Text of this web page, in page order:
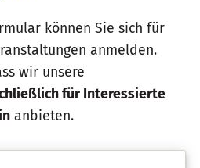
können Sie sich für
anmelden.
wir unsere
für Interessierte
anbieten.